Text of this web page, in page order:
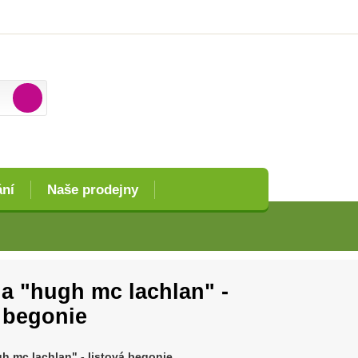
Naše prodejny
"hugh mc lachlan" -